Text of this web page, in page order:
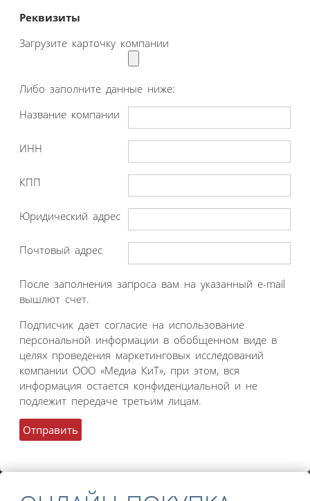
Реквизиты
Загрузите карточку компании
Либо заполните данные ниже:
Название компании
ИНН
КПП
Юридический адрес
Почтовый адрес
После заполнения запроса вам на указанный e-mail
вышлют счет.
Подписчик дает согласие на использование
персональной информации в обобщенном виде в
целях проведения маркетинговых исследований
компании ООО «Медиа КиТ», при этом, вся
информация остается конфиденциальной и не
подлежит передаче третьим лицам.